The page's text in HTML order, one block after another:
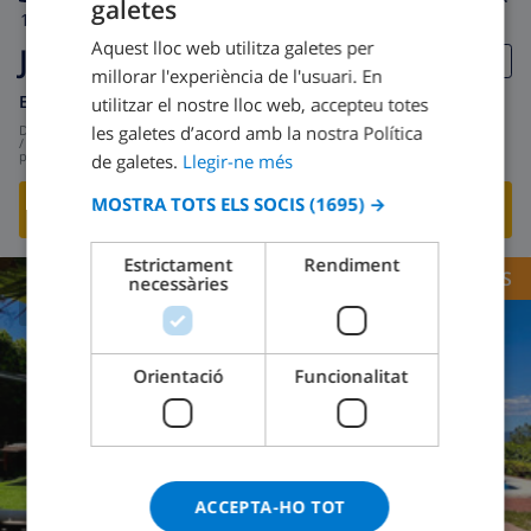
14km
Juliana
Espanya - Costa Brava - Macanet de la selva
/
per dia 276,20 USD
MOSTRA AQUESTA VILLA›
RESSENYES
OPORTUNITATS
DUTCH
SPANISH
CATALAN
ITALIAN
NORWEGIAN
galetes
Aquest lloc web utilitza galetes per
millorar l'experiència de l'usuari. En
utilitzar el nostre lloc web, accepteu totes
les galetes d’acord amb la nostra Política
de galetes. Llegir-ne més
MOSTRA TOTS ELS SOCIS (1695) →
Estrictament
necessàries
Rendiment
Orientació Funcionalitat
ACCEPTA-HO TOT